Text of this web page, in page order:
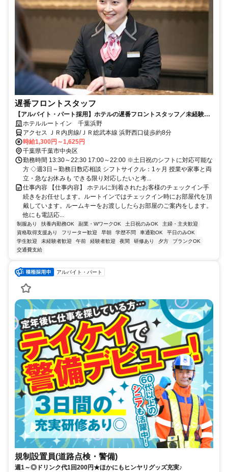
遅番フロントスタッフ
【アルバイト・パート採用】ホテルの遅番フロントスタッフ／未経験歓
迎！働きながら接客スキルも身につく
ホテルルートイン 千葉浜野
アクセス ＪＲ内房線/ＪＲ総武本線 浜野西口徒歩約8分
時給1,300円～1,625円
千葉県千葉市中央区
勤務時間 13:30～22:30 17:00～22:00 ※土日祝のシフトに対応可能な
方 ◇週3日～勤務日数応相談 シフトサイクル：1ヶ月 授業や家事と両
立・急なお休みも できる限り対応したいと考...
仕事内容 【仕事内容】 ホテルに到着されたお客様のチェックイン手
続きをお任せします。ルートインではチェックイン時にお部屋代を頂
戴しています。ルームキーをお渡ししたらお部屋のご案内をします。
他にも電話応...
制服あり 扶養内勤務OK 副業・WワークOK 土日祝のみOK
主婦・主夫歓迎
資格取得支援あり
フリーター歓迎 早朝 学歴不問 車通勤OK
平日のみOK
学生歓迎
未経験者歓迎 午前 経験者歓迎 夜間 研修あり 夕方
ブランクOK
交通費支給
アルバイト・パート
規制設置員(道路点検・警備)
週1～◎ドリンク代1回200円★ほかにもヒンヤリグッズ充実♪